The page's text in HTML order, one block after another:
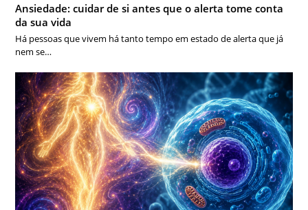
Ansiedade: cuidar de si antes que o alerta tome conta
da sua vida
Há pessoas que vivem há tanto tempo em estado de alerta que já
nem se…